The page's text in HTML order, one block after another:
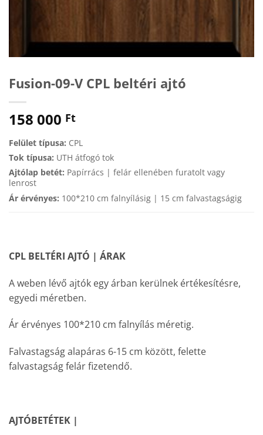
Fusion-09-V CPL beltéri ajtó
158 000 Ft
Felület típusa: CPL
Tok típusa: UTH átfogó tok
Ajtólap betét: Papírrács | felár ellenében furatolt vagy
lenrost
Ár érvényes: 100*210 cm falnyílásig | 15 cm falvastagságig
CPL BELTÉRI AJTÓ | ÁRAK
A weben lévő ajtók egy árban kerülnek értékesítésre,
egyedi méretben.
Ár érvényes 100*210 cm falnyílás méretig.
Falvastagság alapáras 6-15 cm között, felette
falvastagság felár fizetendő.
AJTÓBETÉTEK |